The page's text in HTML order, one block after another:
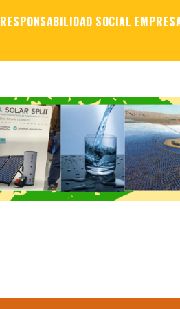
RESPONSABILIDAD SOCIAL